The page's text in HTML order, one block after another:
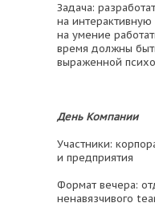
Задача:
на
на умение
время должны
выраженной
День Компании
Участники:
и предприятия
Формат вечера:
ненавязчивого